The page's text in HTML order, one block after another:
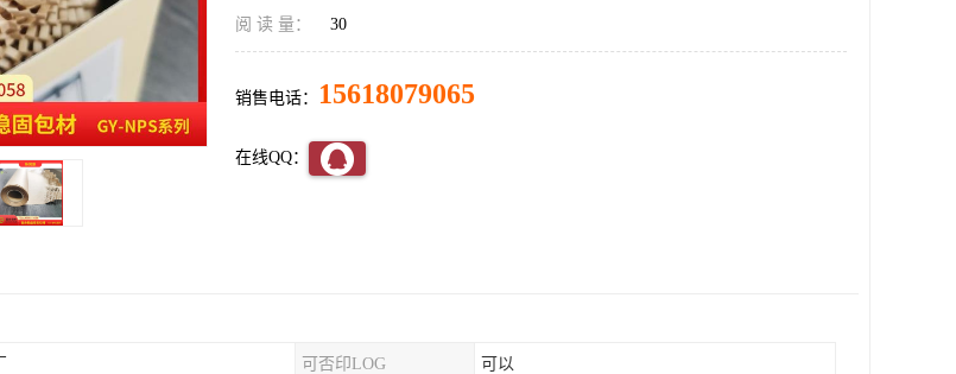
阅 读 量： 30
销售电话： 15618079065
在线QQ：
可否印LOG 可以